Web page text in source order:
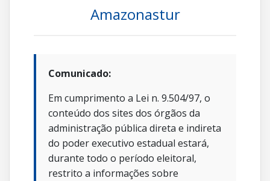
Amazonastur
Comunicado:
Em cumprimento a Lei n. 9.504/97, o
conteúdo dos sites dos órgãos da
administração pública direta e indireta
do poder executivo estadual estará,
durante todo o período eleitoral,
restrito a informações sobre